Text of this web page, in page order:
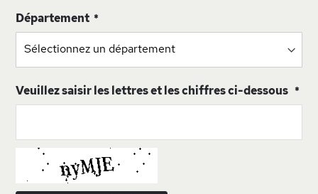
Département
Veuillez saisir les lettres et les chiffres ci-dessous